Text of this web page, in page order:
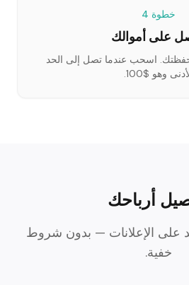
خطوة 4
على أموالك
اسحب عندما تصل إلى الحد
وهو $100.
أرباحك
على الإعلانات — بدون شروط
خفية.